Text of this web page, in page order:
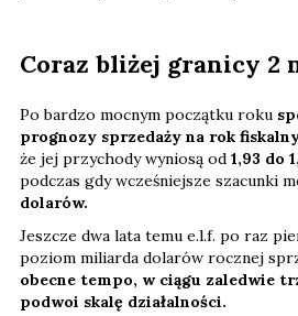
Coraz bliżej granicy 2
Po bardzo mocnym początku roku
prognozy sprzedaży na rok
że jej przychody wyniosą od 1,93 do
podczas gdy wcześniejsze szacunki
dolarów.
Jeszcze dwa lata temu e.l.f. po raz
poziom miliarda dolarów rocznej
obecne tempo, w ciągu zaledwie
podwoi skalę działalności.